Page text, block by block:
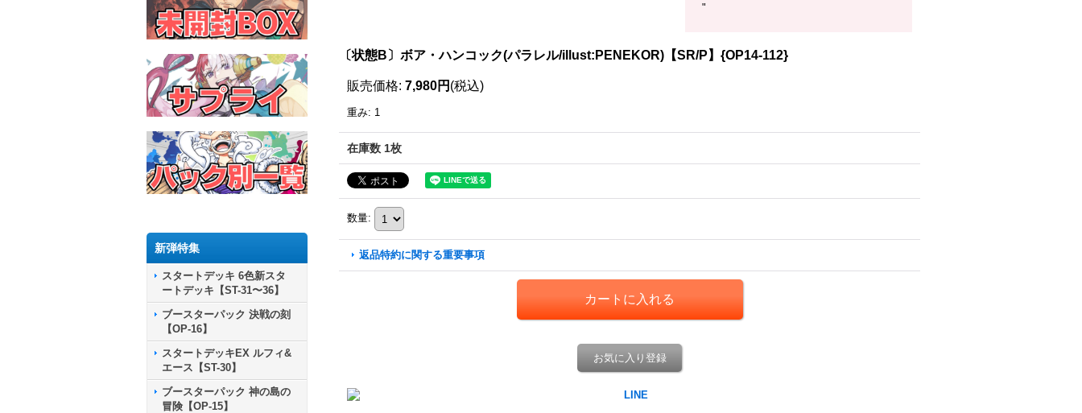
新弾特集
スタートデッキ 6色新スタ
ートデッキ【ST-31〜36】
ブースターパック 決戦の刻
【OP-16】
スタートデッキEX ルフィ&
エース【ST-30】
ブースターパック 神の島の
冒険【OP-15】
"
〔状態B〕ボア・ハンコック(パラレル/illust:PENEKOR)【SR/P】{OP14-112}
販売価格: 7,980円 (税込)
重み: 1
在庫数 1枚
数量:
返品特約に関する重要事項
お気に入り登録